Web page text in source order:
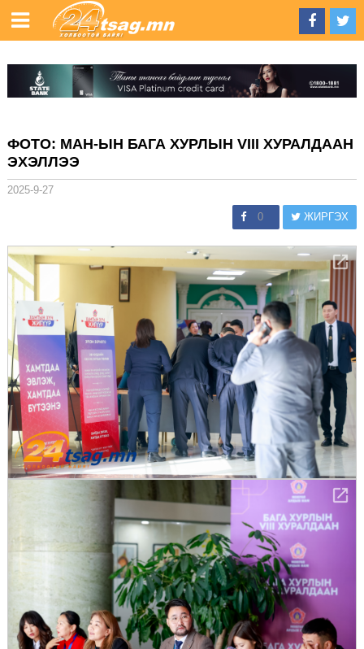
ФОТО: МАН-ЫН БАГА ХУРЛЫН VIII ХУРАЛДААН
ЭХЭЛЛЭЭ
2025-9-27
0 ЖИРГЭХ